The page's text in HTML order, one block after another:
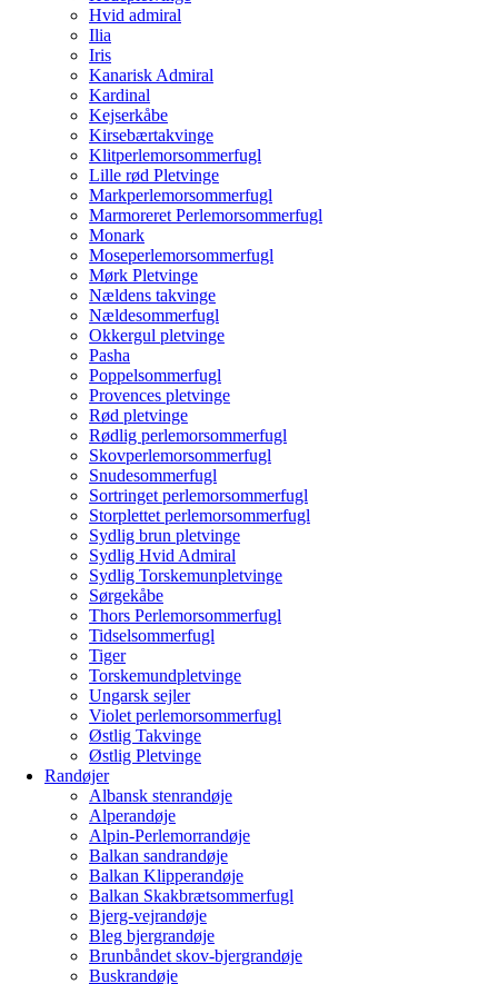
Hvid admiral
Ilia
Iris
Kanarisk Admiral
Kardinal
Kejserkåbe
Kirsebærtakvinge
Klitperlemorsommerfugl
Lille rød Pletvinge
Markperlemorsommerfugl
Marmoreret Perlemorsommerfugl
Monark
Moseperlemorsommerfugl
Mørk Pletvinge
Nældens takvinge
Nældesommerfugl
Okkergul pletvinge
Pasha
Poppelsommerfugl
Provences pletvinge
Rød pletvinge
Rødlig perlemorsommerfugl
Skovperlemorsommerfugl
Snudesommerfugl
Sortringet perlemorsommerfugl
Storplettet perlemorsommerfugl
Sydlig brun pletvinge
Sydlig Hvid Admiral
Sydlig Torskemunpletvinge
Sørgekåbe
Thors Perlemorsommerfugl
Tidselsommerfugl
Tiger
Torskemundpletvinge
Ungarsk sejler
Violet perlemorsommerfugl
Østlig Takvinge
Østlig Pletvinge
Randøjer
Albansk stenrandøje
Alperandøje
Alpin-Perlemorrandøje
Balkan sandrandøje
Balkan Klipperandøje
Balkan Skakbrætsommerfugl
Bjerg-vejrandøje
Bleg bjergrandøje
Brunbåndet skov-bjergrandøje
Buskrandøje